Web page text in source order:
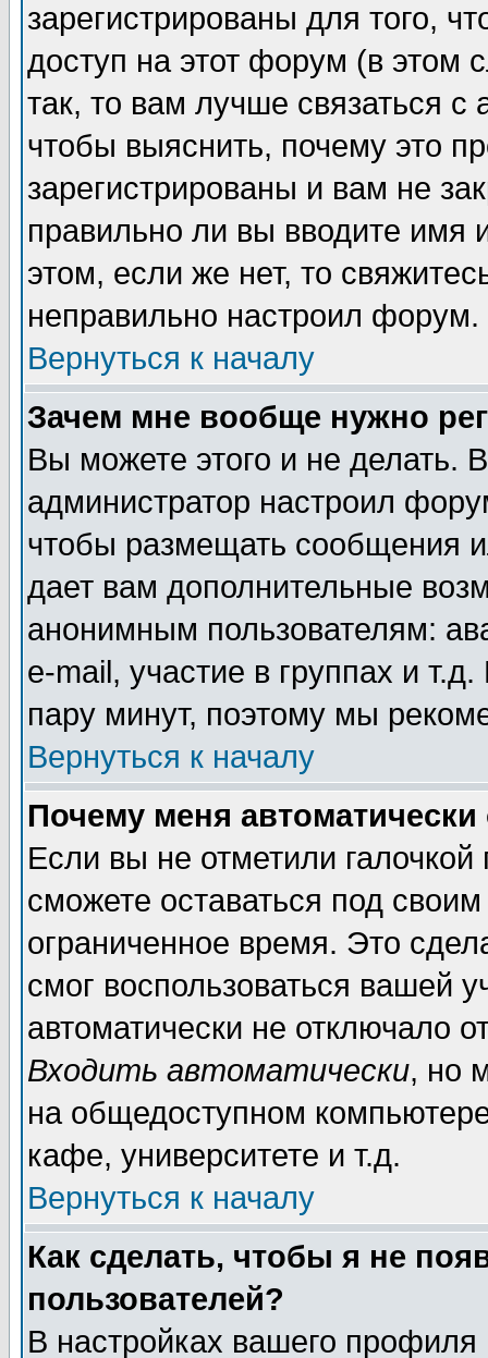
зарегистрированы для того,
доступ на этот форум (в этом
так, то вам лучше связаться
чтобы выяснить, почему это
зарегистрированы и вам не
правильно ли вы вводите
этом, если же нет, то
неправильно настроил форум.
Вернуться к началу
Зачем мне вообще нужно
Вы можете этого и не делать.
администратор настроил
чтобы размещать сообщения
дает вам дополнительные
анонимным пользователям:
e-mail, участие в группах и
пару минут, поэтому мы
Вернуться к началу
Почему меня автоматически
Если вы не отметили галочкой
сможете оставаться под
ограниченное время. Это
смог воспользоваться вашей
автоматически не отключало
Входить автоматически, но
на общедоступном
кафе, университете и т.д.
Вернуться к началу
Как сделать, чтобы я не
пользователей?
В настройках вашего